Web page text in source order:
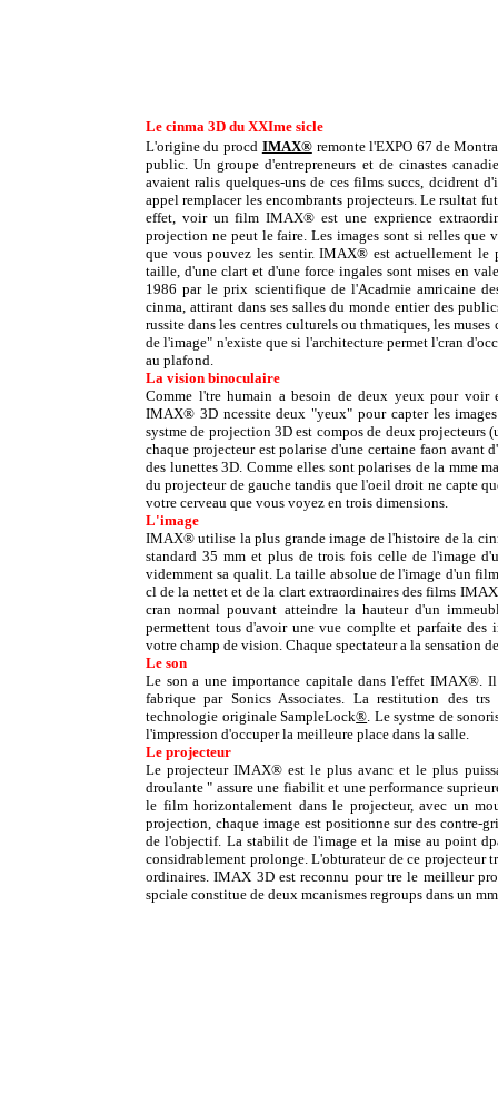
Le cinma 3D du XXIme sicle
L'origine du procd IMAX® remonte l'EXPO 67 de
public. Un groupe d'entrepreneurs et de cinastes
avaient ralis quelques-uns de ces films succs, dcidrent
appel remplacer les encombrants projecteurs. Le rsultat
effet, voir un film IMAX® est une exprience
projection ne peut le faire. Les images sont si relles que
que vous pouvez les sentir. IMAX® est actuellement le
taille, d'une clart et d'une force ingales sont mises en
1986 par le prix scientifique de l'Acadmie amricaine
cinma, attirant dans ses salles du monde entier des
russite dans les centres culturels ou thmatiques, les
de l'image" n'existe que si l'architecture permet l'cran
au plafond.
La vision binoculaire
Comme l'tre humain a besoin de deux yeux pour voir
IMAX® 3D ncessite deux "yeux" pour capter les
systme de projection 3D est compos de deux
chaque projecteur est polarise d'une certaine faon avant
des lunettes 3D. Comme elles sont polarises de la mme
du projecteur de gauche tandis que l'oeil droit ne capte
votre cerveau que vous voyez en trois dimensions.
L'image
IMAX® utilise la plus grande image de l'histoire de la
standard 35 mm et plus de trois fois celle de l'image
videmment sa qualit. La taille absolue de l'image d'un
cl de la nettet et de la clart extraordinaires des films
cran normal pouvant atteindre la hauteur d'un
permettent tous d'avoir une vue complte et parfaite
votre champ de vision. Chaque spectateur a la sensation
Le son
Le son a une importance capitale dans l'effet IMAX®.
fabrique par Sonics Associates. La restitution des
technologie originale SampleLock®. Le systme de
l'impression d'occuper la meilleure place dans la salle.
Le projecteur
Le projecteur IMAX® est le plus avanc et le plus
droulante " assure une fiabilit et une performance
le film horizontalement dans le projecteur, avec un
projection, chaque image est positionne sur des
de l'objectif. La stabilit de l'image et la mise au point
considrablement prolonge. L'obturateur de ce projecteur
ordinaires. IMAX 3D est reconnu pour tre le meilleur
spciale constitue de deux mcanismes regroups dans un